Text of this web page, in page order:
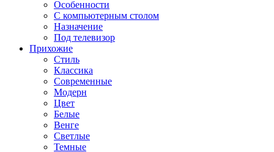
Особенности
С компьютерным столом
Назначение
Под телевизор
Прихожие
Стиль
Классика
Современные
Модерн
Цвет
Белые
Венге
Светлые
Темные